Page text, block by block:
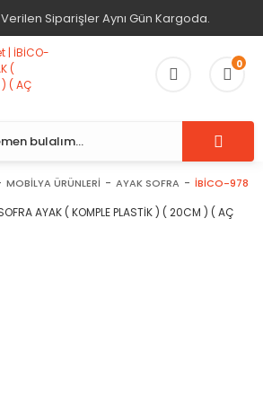
Verilen Siparişler Aynı Gün Kargoda.
0
MOBİLYA ÜRÜNLERİ AYAK SOFRA İBİCO-978 (